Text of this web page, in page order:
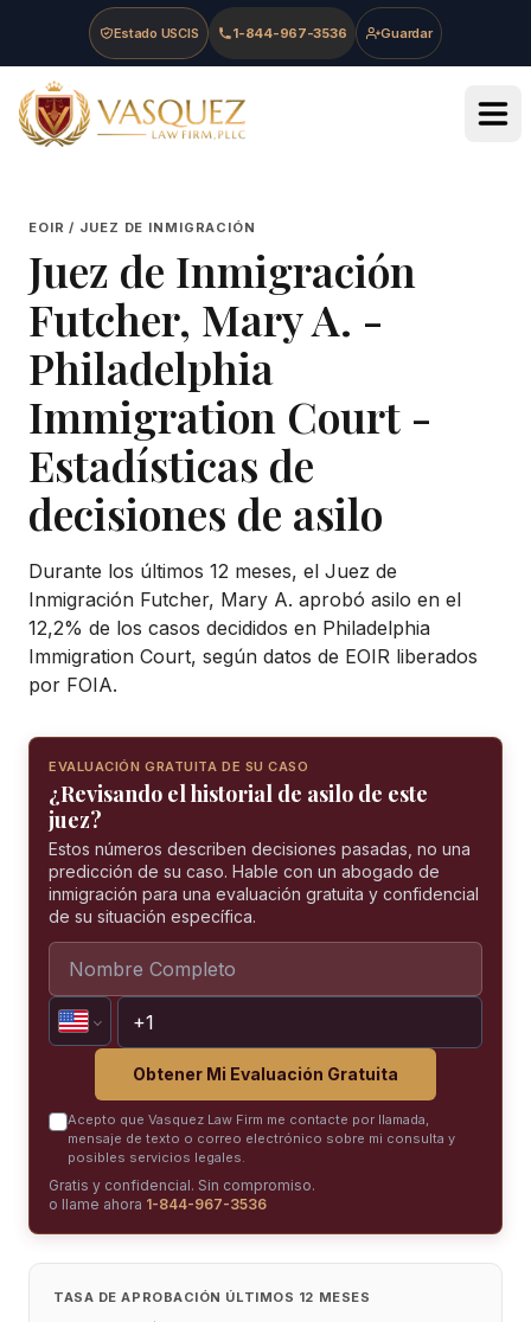
Skip to main content
Skip to navigation
Skip to footer
Estado USCIS 1-844-967-3536 Guardar
Vasquez Law Firm - Home
EOIR / JUEZ DE INMIGRACIÓN
Juez de Inmigración
Futcher, Mary A. -
Philadelphia
Immigration Court -
Estadísticas de
decisiones de asilo
Durante los últimos 12 meses, el Juez de
Inmigración Futcher, Mary A. aprobó asilo en el
12,2% de los casos decididos en Philadelphia
Immigration Court, según datos de EOIR liberados
por FOIA.
EVALUACIÓN GRATUITA DE SU CASO
¿Revisando el historial de asilo de este
juez?
Estos números describen decisiones pasadas, no una
predicción de su caso. Hable con un abogado de
inmigración para una evaluación gratuita y confidencial
de su situación específica.
Obtener Mi Evaluación Gratuita
Acepto que Vasquez Law Firm me contacte por llamada,
mensaje de texto o correo electrónico sobre mi consulta y
posibles servicios legales.
Gratis y confidencial. Sin compromiso.
o llame ahora 1-844-967-3536
TASA DE APROBACIÓN ÚLTIMOS 12 MESES